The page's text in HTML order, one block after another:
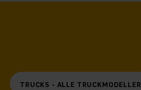
TRUCKS - ALLE TRUCKMODELLER